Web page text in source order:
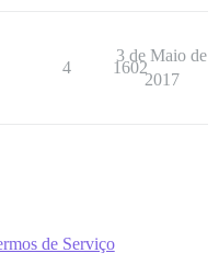
4 1602
3 de Maio de
2017
de Serviço